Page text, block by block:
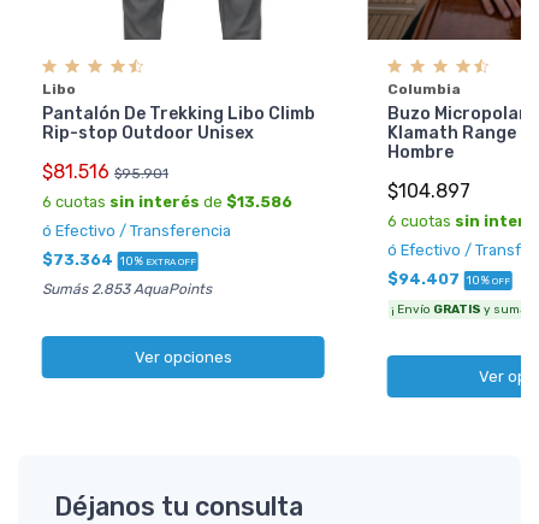
Libo
Pantalón De Trekking Libo Climb
Rip-stop Outdoor Unisex
$81.516 $95.901
6 cuotas sin interés de $13.586
ó Efectivo / Transferencia
$73.364 10% EXTRA OFF
Sumás 2.853 AquaPoints
Ver opciones
Columbia
Buzo Micropolar
Klamath Range 2
Hombre
$104.897
6 cuotas sin
ó Efectivo /
$94.407 10% OFF
¡ Envío GRATIS y sumás
Ver
Déjanos tu consulta